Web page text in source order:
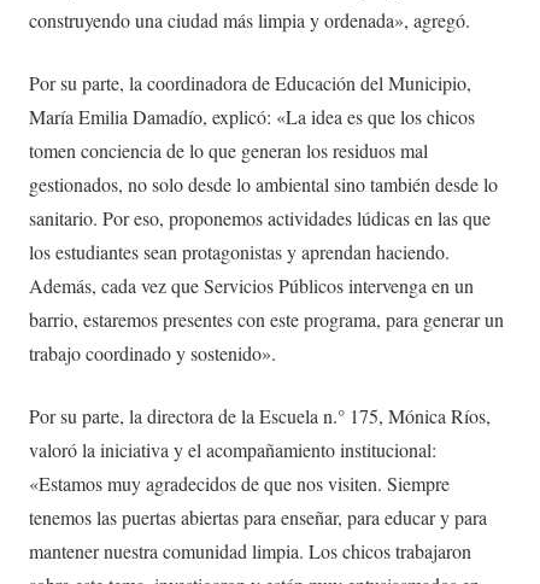
construyendo una ciudad más limpia y ordenada», agregó.
Por su parte, la coordinadora de Educación del Municipio,
María Emilia Damadío, explicó: «La idea es que los chicos
tomen conciencia de lo que generan los residuos mal
gestionados, no solo desde lo ambiental sino también desde lo
sanitario. Por eso, proponemos actividades lúdicas en las que
los estudiantes sean protagonistas y aprendan haciendo.
Además, cada vez que Servicios Públicos intervenga en un
barrio, estaremos presentes con este programa, para generar un
trabajo coordinado y sostenido».
Por su parte, la directora de la Escuela n.° 175, Mónica Ríos,
valoró la iniciativa y el acompañamiento institucional:
«Estamos muy agradecidos de que nos visiten. Siempre
tenemos las puertas abiertas para enseñar, para educar y para
mantener nuestra comunidad limpia. Los chicos trabajaron